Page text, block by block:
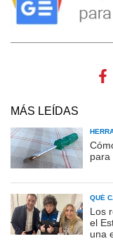
MÁS LEÍDAS
para
QUÉ
Los
el
una